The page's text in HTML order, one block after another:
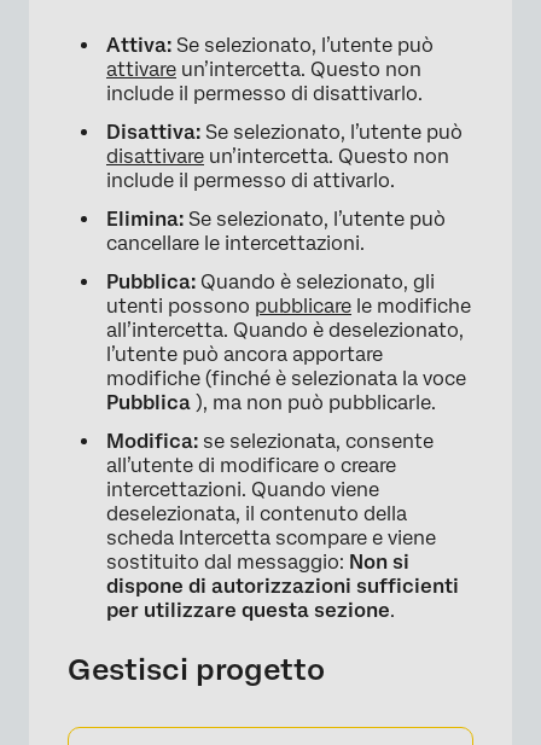
×
Attiva: Se selezionato, l’utente può
attivare un’intercetta. Questo non
include il permesso di disattivarlo.
Disattiva: Se selezionato, l’utente può
disattivare un’intercetta. Questo non
include il permesso di attivarlo.
Elimina: Se selezionato, l’utente può
cancellare le intercettazioni.
Pubblica: Quando è selezionato, gli
utenti possono pubblicare le modifiche
all’intercetta. Quando è deselezionato,
l’utente può ancora apportare
modifiche (finché è selezionata la voce
Pubblica ), ma non può pubblicarle.
Modifica: se selezionata, consente
all’utente di modificare o creare
intercettazioni. Quando viene
deselezionata, il contenuto della
scheda Intercetta scompare e viene
sostituito dal messaggio: Non si
dispone di autorizzazioni sufficienti
per utilizzare questa sezione.
Gestisci progetto